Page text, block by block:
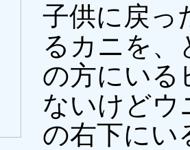
子供に戻っ
るカニを、
の方にいる
ないけどウ
の右下にい